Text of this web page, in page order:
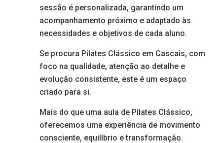
sessão é personalizada, garantindo um
acompanhamento próximo e adaptado às
necessidades e objetivos de cada aluno.
Se procura Pilates Clássico em Cascais, com
foco na qualidade, atenção ao detalhe e
evolução consistente, este é um espaço
criado para si.
Mais do que uma aula de Pilates Clássico,
oferecemos uma experiência de movimento
consciente, equilíbrio e transformação.